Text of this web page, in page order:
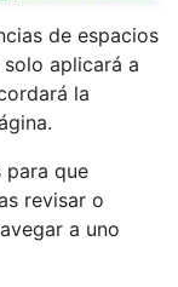
de espacios
aplicará a
la
para que
revisar o
a uno